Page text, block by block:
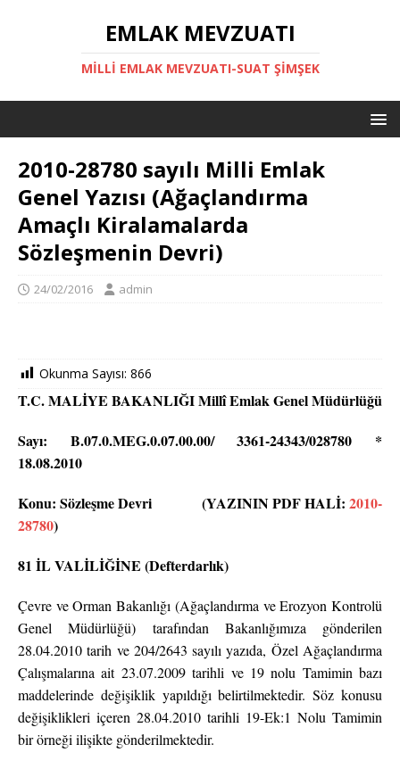
EMLAK MEVZUATI
MILLI EMLAK MEVZUATI-SUAT ŞİMŞEK
2010-28780 sayılı Milli Emlak
Genel Yazısı (Ağaçlandırma
Amaçlı Kiralamalarda
Sözleşmenin Devri)
24/02/2016 admin
Okunma Sayısı: 866
T.C. MALİYE BAKANLIĞI Millî Emlak Genel Müdürlüğü
Sayı: B.07.0.MEG.0.07.00.00/ 3361-24343/028780 *
18.08.2010
Konu: Sözleşme Devri (YAZININ PDF HALİ: 2010-
28780)
81 İL VALİLİĞİNE (Defterdarlık)
Çevre ve Orman Bakanlığı (Ağaçlandırma ve Erozyon Kontrolü
Genel Müdürlüğü) tarafından Bakanlığımıza gönderilen
28.04.2010 tarih ve 204/2643 sayılı yazıda, Özel Ağaçlandırma
Çalışmalarına ait 23.07.2009 tarihli ve 19 nolu Tamimin bazı
maddelerinde değişiklik yapıldığı belirtilmektedir. Söz konusu
değişiklikleri içeren 28.04.2010 tarihli 19-Ek:1 Nolu Tamimin
bir örneği ilişikte gönderilmektedir.